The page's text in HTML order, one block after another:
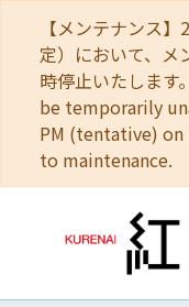
【メンテナンス
定）において、メ
時停止いたしま
be temporarily
PM (tentative) on
to maintenance.